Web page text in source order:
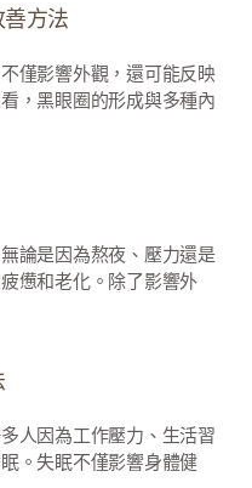
方法
僅影響外觀，還可能反映
，黑眼圈的形成與多種內
論是因為熬夜、壓力還是
憊和老化。除了影響外
人因為工作壓力、生活習
。失眠不僅影響身體健